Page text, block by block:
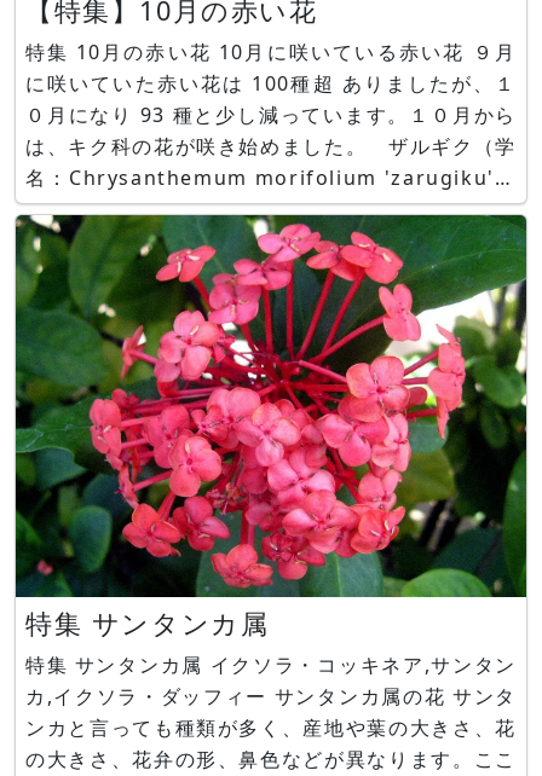
【特集】10月の赤い花
特集 10月の赤い花 10月に咲いている赤い花 ９月
に咲いていた赤い花は 100種超 ありましたが、１
０月になり 93 種と少し減っています。１０月から
は、キク科の花が咲き始めました。 ザルギク（学
名：Chrysanthemum morifolium 'zarugiku'）
や菊 フリッキー（学名：C. m. cv. FLICKY）等多
種類あります。１年中咲いている花（中には苞だっ
たりしますが）
特集 サンタンカ属
特集 サンタンカ属 イクソラ・コッキネア,サンタン
カ,イクソラ・ダッフィー サンタンカ属の花 サンタ
ンカと言っても種類が多く、産地や葉の大きさ、花
の大きさ、花弁の形、鼻色などが異なります。ここ